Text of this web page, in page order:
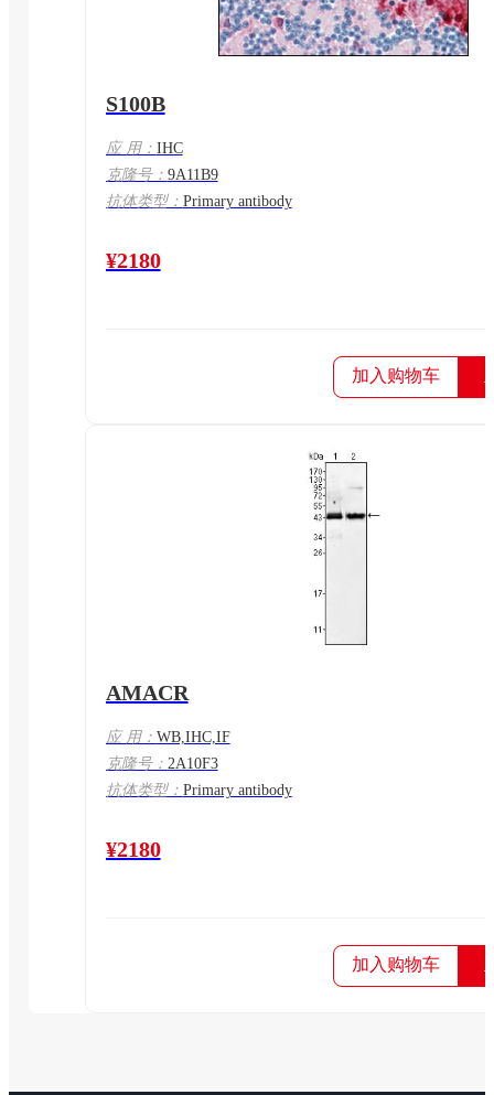
S100B
应 用： IHC
克隆号： 9A11B9
抗体类型： Primary antibody
¥2180
加入购物车
AMACR
应 用： WB,IHC,IF
克隆号： 2A10F3
抗体类型： Primary antibody
¥2180
加入购物车